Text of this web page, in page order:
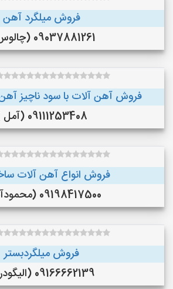
فروش میلگرد آهن
09037881261 (چالوس )
فروش آهن آلات با سود ناچیز
09111253408 (آمل )
فروش انواع آهن آلات
09198417500 (محمودآباد )
فروش میلگردبستر
09166662139 (الیگودرز )